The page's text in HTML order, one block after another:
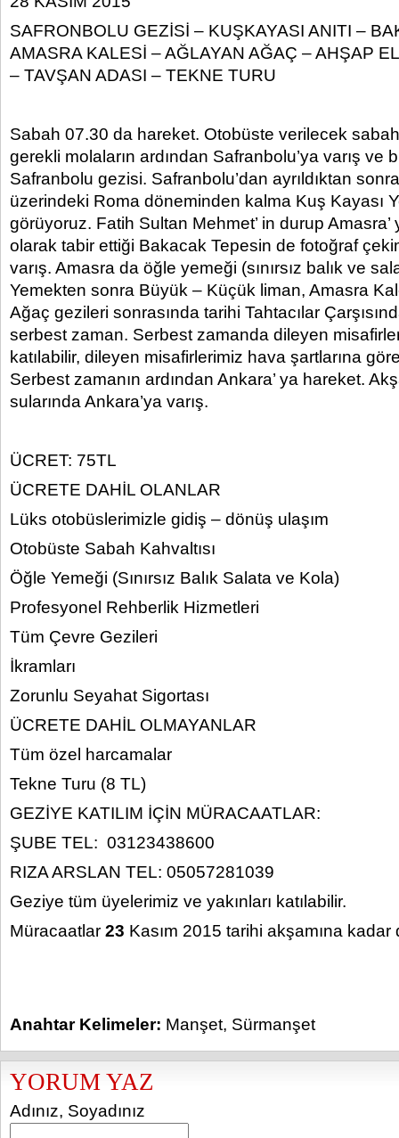
SAFRONBOLU GEZİSİ – KUŞKAYASI ANITI –
AMASRA KALESİ – AĞLAYAN AĞAÇ – AHŞAP
– TAVŞAN ADASI – TEKNE TURU
Sabah 07.30 da hareket. Otobüste verilecek sabah
gerekli molaların ardından Safranbolu’ya varış ve
Safranbolu gezisi. Safranbolu’dan ayrıldıktan
üzerindeki Roma döneminden kalma Kuş Kayası Yol
görüyoruz. Fatih Sultan Mehmet’ in durup Amasra’
olarak tabir ettiği Bakacak Tepesin de fotoğraf
varış. Amasra da öğle yemeği (sınırsız balık ve
Yemekten sonra Büyük – Küçük liman, Amasra
Ağaç gezileri sonrasında tarihi Tahtacılar
serbest zaman. Serbest zamanda dileyen
katılabilir, dileyen misafirlerimiz hava şartlarına
Serbest zamanın ardından Ankara’ ya hareket.
sularında Ankara’ya varış.
ÜCRET: 75TL
ÜCRETE DAHİL OLANLAR
Lüks otobüslerimizle gidiş – dönüş ulaşım
Otobüste Sabah Kahvaltısı
Öğle Yemeği (Sınırsız Balık Salata ve Kola)
Profesyonel Rehberlik Hizmetleri
Tüm Çevre Gezileri
İkramları
Zorunlu Seyahat Sigortası
ÜCRETE DAHİL OLMAYANLAR
Tüm özel harcamalar
Tekne Turu (8 TL)
GEZİYE KATILIM İÇİN MÜRACAATLAR:
ŞUBE TEL: 03123438600
RIZA ARSLAN TEL: 05057281039
Geziye tüm üyelerimiz ve yakınları katılabilir.
Müracaatlar 23 Kasım 2015 tarihi akşamına kadar
Anahtar Kelimeler: Manşet, Sürmanşet
YORUM YAZ
Adınız, Soyadınız